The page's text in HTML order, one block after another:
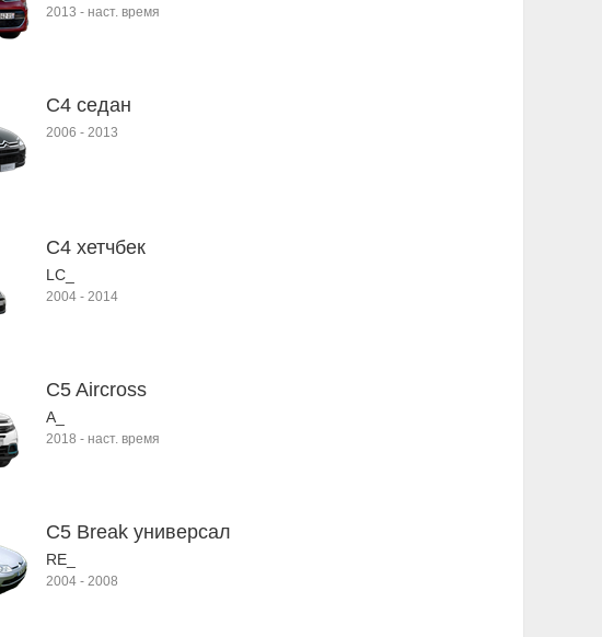
2013 - наст. время
C4 седан
2006 - 2013
C4 хетчбек
LC_
2004- 2014
C5 Aircross
A_
2018 - наст. время
C5 Break универсал
RE_
2004- 2008